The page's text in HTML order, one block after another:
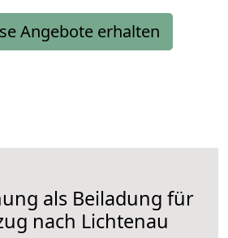
Angebote erhalten
als Beiladung für
nach Lichtenau